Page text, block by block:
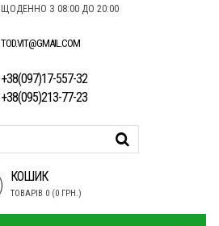
ЩОДЕННО З 08:00 ДО 20:00
TOD.VIT@GMAIL.COM
+38(097)17-557-32
+38(095)213-77-23
КОШИК
ТОВАРІВ 0 (0 ГРН.)